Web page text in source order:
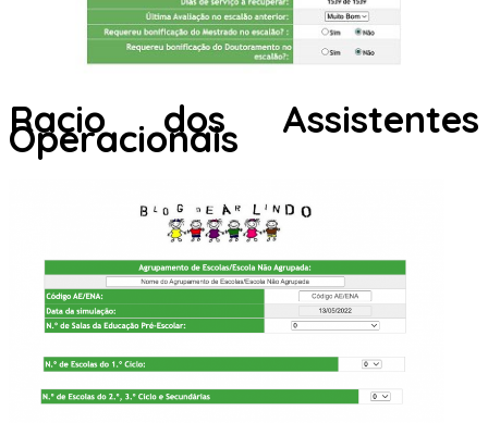
Racio dos Assistentes
Operacionais